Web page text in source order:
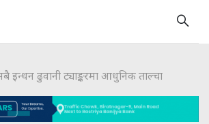
इन्धन ढुवानी ट्याङ्करमा आधुनिक ताल्चा